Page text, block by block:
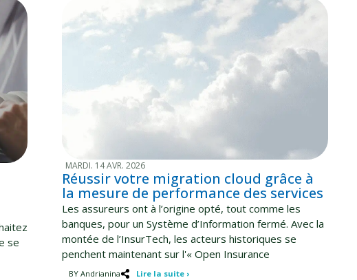
se
MARDI. 14 AVR. 2026
Réussir votre migration cloud grâce à
la mesure de performance des services
Les assureurs ont à l’origine opté, tout comme les
banques, pour un Système d’Information fermé. Avec la
montée de l’InsurTech, les acteurs historiques se
penchent maintenant sur l'« Open Insurance
BY Andrianina Lire la suite ›